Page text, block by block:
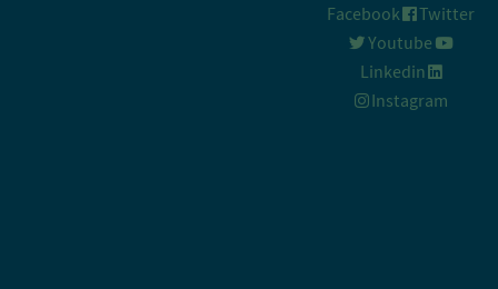
Facebook
Youtube
Linkedin
Instagram